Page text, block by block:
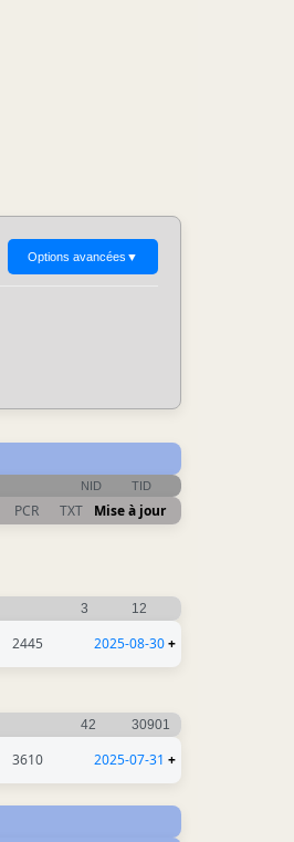
Options avancées ▼
NID TID
PCR TXT Mise à jour
3 12
2445 2025-08-30+
42 30901
3610 2025-07-31 +